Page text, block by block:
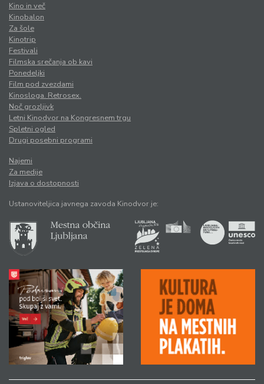
Kino in več
Kinobalon
Za šole
Kinotrip
Festivali
Filmska srečanja ob kavi
Ponedeljki
Film pod zvezdami
Kinosloga. Retrosex.
Noč grozljivk
Letni Kinodvor na Kongresnem trgu
Spletni ogled
Drugi posebni programi
Najemi
Za medije
Izjava o dostopnosti
Ustanoviteljica javnega zavoda Kinodvor je: